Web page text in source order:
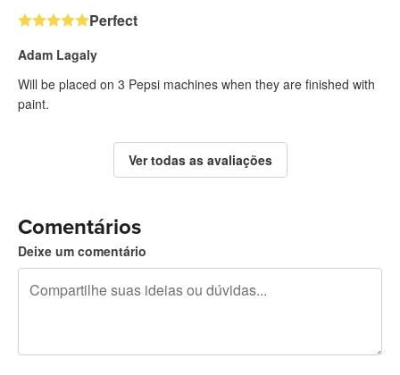
Perfect
Adam Lagaly
Will be placed on 3 Pepsi machines when they are finished with
paint.
Ver todas as avaliações
Comentários
Deixe um comentário